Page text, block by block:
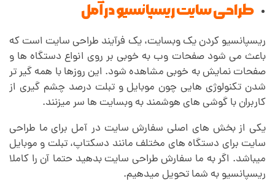
طراحی سایت ریسپانسیو در آمل
ریسپانسیو کردن یک وبسایت، یک فرآیند طراحی سایت است که
باعث می شود صفحات وب به خوبی بر روی انواع دستگاه ها و
صفحات نمایش به خوبی مشاهده شود. این روزها با همه گیر تر
شدن تکنولوژی هایی چون موبایل و تبلت درصد چشم گیری از
کاربران با گوشی های هوشمند به وبسایت ها سر میزنند.
یکی از بخش های اصلی سفارش سایت در آمل برای ما طراحی
سایت برای دستگاه های مختلف مانند دسکتاپ، تبلت و موبایل
میباشد. اگر به ما سفارش طراحی سایت بدهید حتما آن را کاملا
ریسپانسیو به شما تحویل میدهیم.